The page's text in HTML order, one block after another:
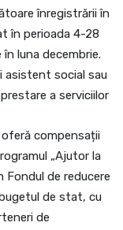
înregistrării în
în perioada 4-28
luna decembrie.
asistent social sau
a serviciilor
compensații
„Ajutor la
Fondul de reducere
de stat, cu
de